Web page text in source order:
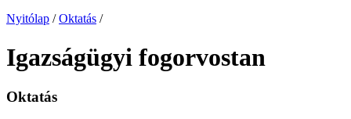
Nyitólap / Oktatás /
Igazságügyi fogorvostan
Oktatás